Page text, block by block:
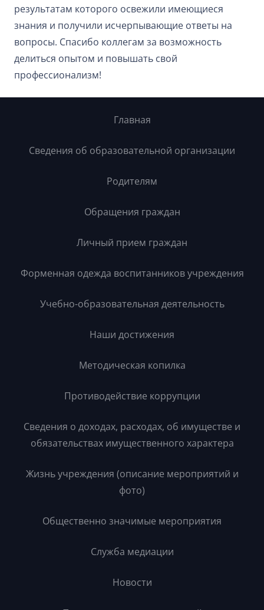
результатам которого освежили имеющиеся
знания и получили исчерпывающие ответы на
вопросы. Спасибо коллегам за возможность
делиться опытом и повышать свой
профессионализм!
Главная
Сведения об образовательной организации
Родителям
Обращения граждан
Личный прием граждан
Форменная одежда воспитанников учреждения
Учебно-образовательная деятельность
Наши достижения
Методическая копилка
Противодействие коррупции
Сведения о доходах, расходах, об имуществе и
обязательствах имущественного характера
Жизнь учреждения (описание мероприятий и
фото)
Общественно значимые мероприятия
Служба медиации
Новости